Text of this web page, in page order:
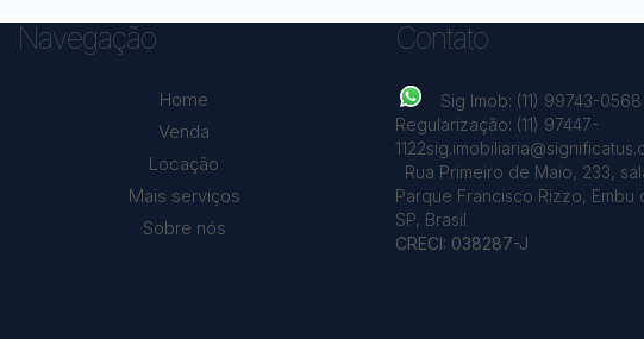
Navegação
Home
Venda
Locação
Mais serviços
Sobre nós
Contato
Sig Imob: (11) 99743-0568
Regularização: (11) 97447-
1122
Rua Primeiro de Maio, 233,
Parque Francisco Rizzo, Embu
SP, Brasil
CRECI: 038287-J